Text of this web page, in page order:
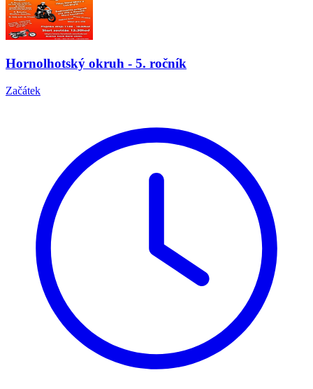
Hornolhotský okruh - 5. ročník
Začátek